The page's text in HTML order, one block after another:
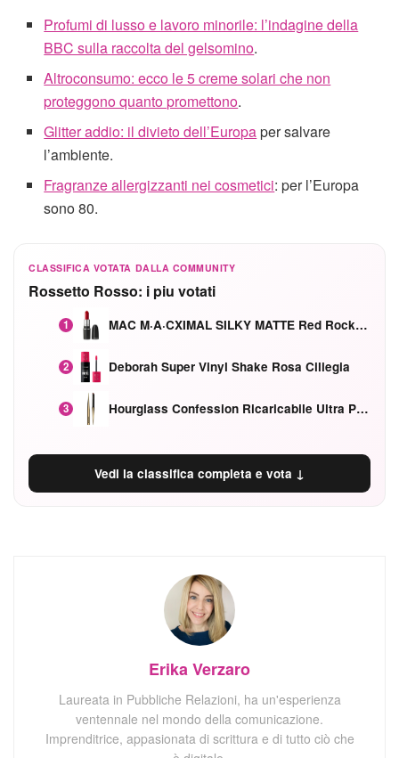
Profumi di lusso e lavoro minorile: l’indagine della
BBC sulla raccolta del gelsomino.
Altroconsumo: ecco le 5 creme solari che non
proteggono quanto promettono.
Glitter addio: il divieto dell’Europaper salvare
l’ambiente.
Fragranze allergizzanti nei cosmetici: per l’Europa
sono 80.
CLASSIFICA VOTATA DALLA COMMUNITY
Rossetto Rosso: i piu votati
1 MAC M·A·CXIMAL SILKY MATTE Red Rock mat
2 Deborah Super Vinyl Shake Rosa Ciliegia
3 Hourglass Confession Ricaricabile Ultra Preciso Ad Alta Intensità Secretly Classic Red
Vedi la classifica completa e vota ↓
Erika Verzaro
Laureata in Pubbliche Relazioni, ha un'esperienza
ventennale nel mondo della comunicazione.
Imprenditrice, appasionata di scrittura e di tutto ciò che